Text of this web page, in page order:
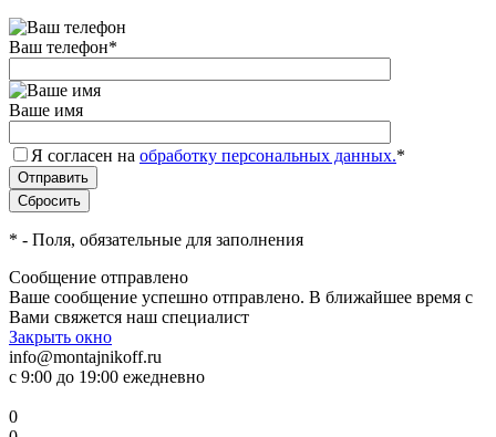
Ваш телефон*
Ваше имя
Я согласен на обработку персональных данных.*
* - Поля, обязательные для заполнения
Сообщение отправлено
Ваше сообщение успешно отправлено. В ближайшее время с
Вами свяжется наш специалист
Закрыть окно
info@montajnikoff.ru
с 9:00 до 19:00 ежедневно
0